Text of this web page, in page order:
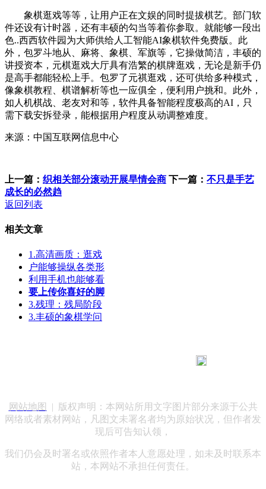
象棋逛戏等等，让用户正在文娱的同时提拔棋艺。部门软
件还设有计时器，还有丰硕的勾当等着你参取。就能够一段出
色..西西软件园为大师供给人工智能AI象棋软件免费版。此
外，包罗斗地从、麻将、象棋、军旗等，它操做简洁，丰硕的
讲授资本，元棋逛戏大厅具有浩繁的棋牌逛戏，无论是新手仍
是高手都能轻松上手。包罗了元祺逛戏，还可供给多种模式，
像象棋教程、棋谱解析等也一应俱全，便利用户挑和。此外，
如人机棋战、老友对和等，软件具备智能程度极高的AI，只
需下载安拆登录，能根据用户程度从动调整难度。
来源：中国互联网信息中心
上一篇： 织相关部分滚动开展旱情会商 下一篇： 不只是手艺
成长的必然趋
返回列表
相关文章
1.高清画质：逛戏
户能够操纵各类形
利用手机也能够看
要上传你喜好的脚
3.残理：残局阶段
3.丰硕的象棋学问
网站地图
| 版权声明：本网站所用文字图片部分来源于公共
网络或者素材网站，凡图文未署名者均为原始状况，但作者发
现后可告知认领，
我们仍会及时署名或依照作者本人意愿处理，如未及时联系本
站，本网站不承担任何责任。